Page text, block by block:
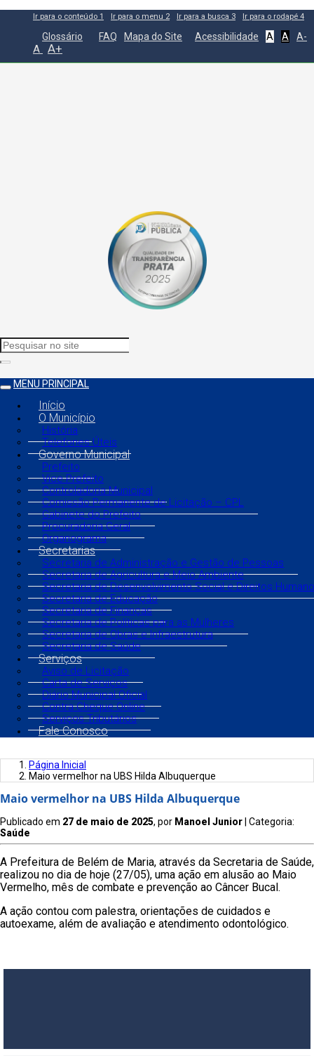
Ir para o conteúdo 1 Ir para o menu 2 Ir para a busca 3 Ir para o rodapé 4
Glossário FAQ Mapa do Site Acessibilidade A A A-
A A+
MENU PRINCIPAL
Início
O Município
História
Telefones Úteis
Governo Municipal
Prefeito
Vice Prefeito
Controladoria Municipal
Comissão Permanente de Licitação – CPL
Gabinete do Prefeito
Procuradoria Geral
Organograma
Secretarias
Secretaria de Administração e Gestão de Pessoas
Secretaria de Agricultura e Meio Ambiente
Secretaria de Desenvolvimento Social e Direitos
Secretaria de Educação
Secretaria de Finanças
Secretaria de Políticas para as Mulheres
Secretaria de Obras e Infraestrutura
Secretaria de Saúde
Serviços
Aviso de Licitação
Carta de Serviços
Diário Municipal Oficial
Contra Cheque Online
Serviços Tributários
Fale Conosco
Página Inicial
Maio vermelhor na UBS Hilda Albuquerque
Maio vermelhor na UBS Hilda Albuquerque
Publicado em 27 de maio de 2025, por Manoel Junior | Categoria:
Saúde
A Prefeitura de Belém de Maria, através da Secretaria de Saúde,
realizou no dia de hoje (27/05), uma ação em alusão ao Maio
Vermelho, mês de combate e prevenção ao Câncer Bucal.
A ação contou com palestra, orientações de cuidados e
autoexame, além de avaliação e atendimento odontológico.